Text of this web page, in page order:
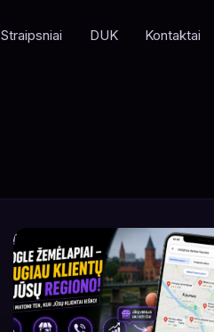
Straipsniai DUK Kontaktai